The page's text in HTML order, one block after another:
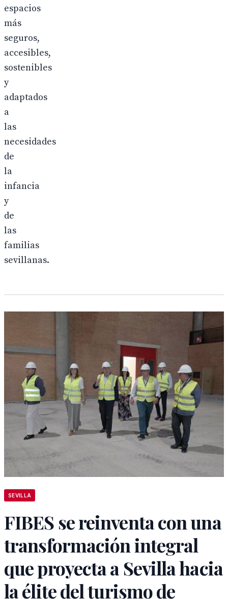
espacios
más
seguros,
accesibles,
sostenibles
y
adaptados
a
las
necesidades
de
la
infancia
y
de
las
familias
sevillanas.
SEVILLA
FIBES se reinventa con una
transformación integral
que proyecta a Sevilla hacia
la élite del turismo de